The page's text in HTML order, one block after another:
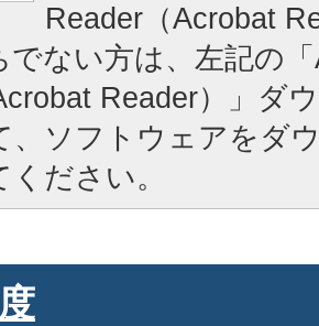
Reader（Acrobat
でない方は、左記の
Reader）」ダ
、ソフトウェアをダ
ください。